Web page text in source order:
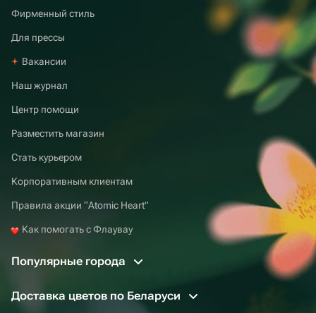
Фирменный стиль
Для прессы
Вакансии
Наш журнал
Центр помощи
Разместить магазин
Стать курьером
Корпоративным клиентам
Правила акции “Atomic Heart”
Как помогать с Флаувау
Популярные города
Доставка цветов по Беларуси